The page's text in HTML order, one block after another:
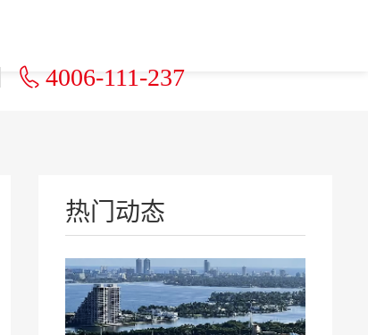
4006-111-237
热门动态